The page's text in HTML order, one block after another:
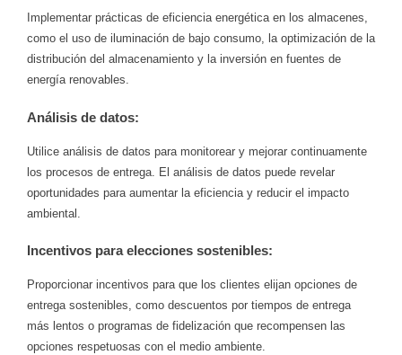
Implementar prácticas de eficiencia energética en los almacenes,
como el uso de iluminación de bajo consumo, la optimización de la
distribución del almacenamiento y la inversión en fuentes de
energía renovables.
Análisis de datos:
Utilice análisis de datos para monitorear y mejorar continuamente
los procesos de entrega. El análisis de datos puede revelar
oportunidades para aumentar la eficiencia y reducir el impacto
ambiental.
Incentivos para elecciones sostenibles:
Proporcionar incentivos para que los clientes elijan opciones de
entrega sostenibles, como descuentos por tiempos de entrega
más lentos o programas de fidelización que recompensen las
opciones respetuosas con el medio ambiente.